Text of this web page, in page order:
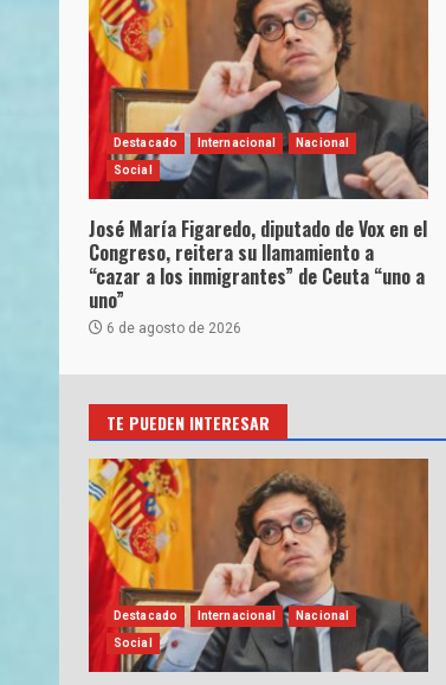
Destacado Internacional Nacional
Social
José María Figaredo, diputado de Vox en el
Congreso, reitera su llamamiento a
“cazar a los inmigrantes” de Ceuta “uno a
uno”
6 de agosto de 2026
TE PUEDEN INTERESAR
Destacado Internacional Nacional
Social